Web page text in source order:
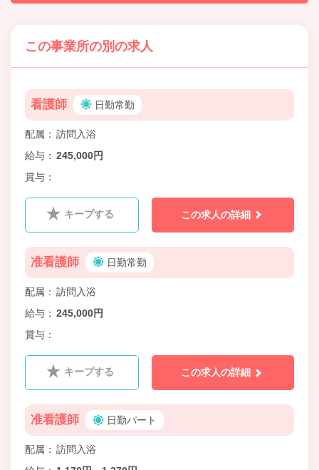
この事業所の別の求人
看護師 日勤常勤
配属
訪問入浴
給与
245,000円
賞与
キープする この求人の詳細
准看護師 日勤常勤
配属
訪問入浴
給与
245,000円
賞与
キープする この求人の詳細
准看護師 日勤パート
配属
訪問入浴